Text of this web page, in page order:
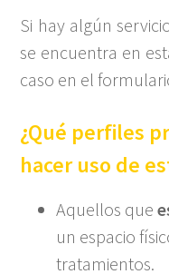
Si hay algún
se encuentra en
caso en el
¿Qué perfiles
hacer uso de
Aquellos que
un espacio
tratamientos.